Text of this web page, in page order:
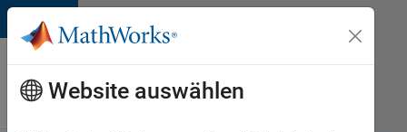
Weiter zum Inhalt
Karriere
bei
MathWorks
Website auswählen